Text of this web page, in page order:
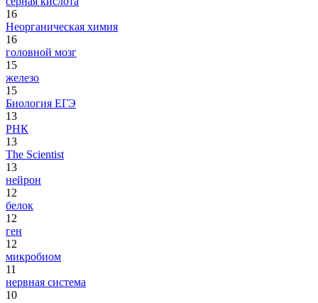
16
Неорганическая химия
16
головной мозг
15
железо
15
Биология ЕГЭ
13
РНК
13
The Scientist
13
нейрон
12
белок
12
ген
12
микробиом
11
нервная система
10